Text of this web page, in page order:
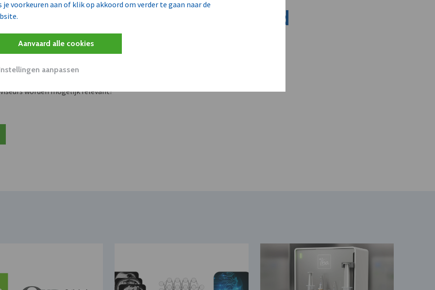
je voorkeuren aan of klik op akkoord om verder te gaan naar de
Aanvaard alle cookies
aanpassen
14 commerciële kansen rond
aan dit bedrijf verkopen?
klant worden van deze onderneming?
worden mogelijk relevant?